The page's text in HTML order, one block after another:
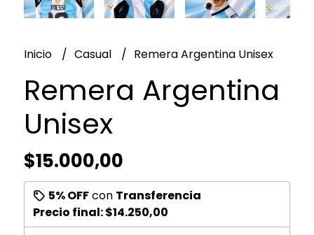
Inicio Casual Remera Argentina Unisex
Remera Argentina
Unisex
$15.000,00
5% OFFcon Transferencia
Precio final:$14.250,00